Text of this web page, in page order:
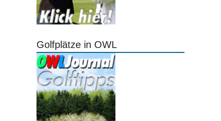
Golfplätze in OWL